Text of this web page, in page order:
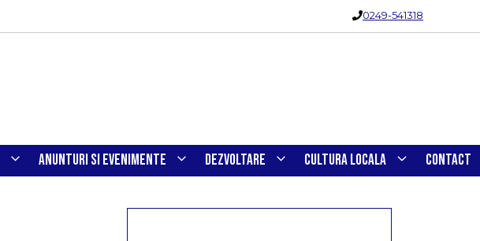
0249-541318
ANUNTURI SI EVENIMENTE DEZVOLTARE CULTURA LOCALA CONTACT